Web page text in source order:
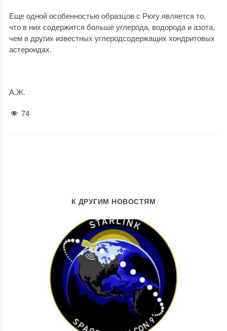
Еще одной особенностью образцов с Рюгу является то,
что в них содержится больше углерода, водорода и азота,
чем в других известных углеродсодержащих хондритовых
астероидах.
А.Ж.
74
К ДРУГИМ НОВОСТЯМ